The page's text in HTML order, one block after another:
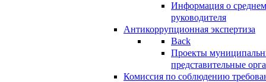
Информация о
руководителя
Антикоррупционная экспертиза
Back
Проекты
представительные
Комиссия по соблюдению